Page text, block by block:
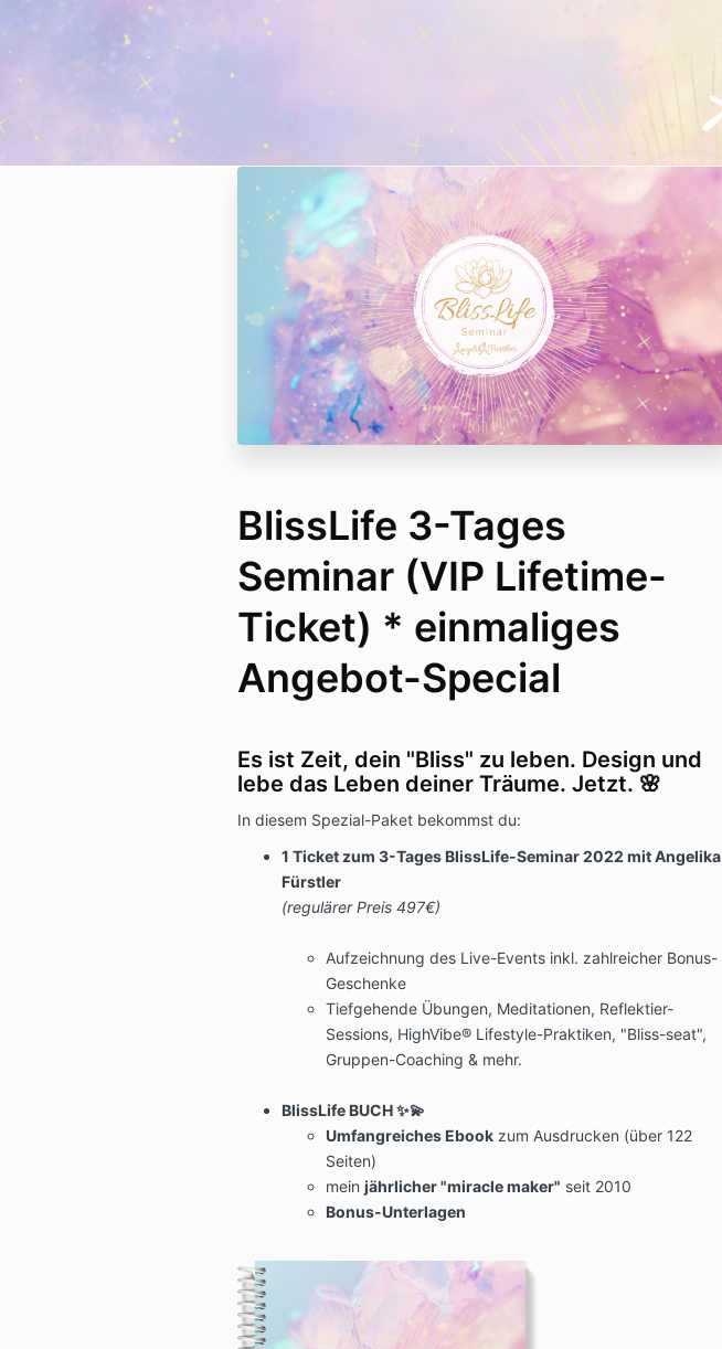
BlissLife 3-Tages
Seminar (VIP Lifetime-
Ticket) * einmaliges
Angebot-Special
Es ist Zeit, dein "Bliss" zu leben. Design und
lebe das Leben deiner Träume. Jetzt. 🌸
In diesem Spezial-Paket bekommst du:
1 Ticket zum 3-Tages BlissLife-Seminar 2022 mitAngelika
Fürstler
(regulärer Preis 497€)
Aufzeichnung des Live-Events inkl. zahlreicher Bonus-
Geschenke
Tiefgehende Übungen, Meditationen, Reflektier-
Sessions, HighVibe® Lifestyle-Praktiken, "Bliss-seat",
Gruppen-Coaching & mehr.
BlissLife BUCH ✨💫
Umfangreiches Ebookzum Ausdrucken (über 122
Seiten)
mein jährlicher "miracle maker" seit 2010
Bonus-Unterlagen